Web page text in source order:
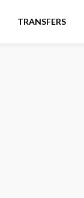
TRANSFERS